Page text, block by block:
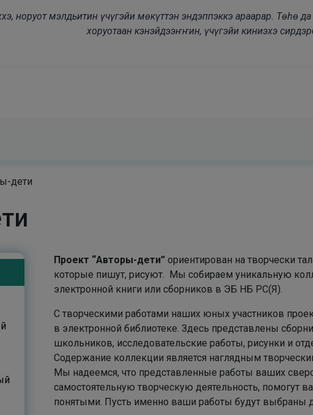
норуот мэлдьитин үчүгэйи мөкүттэн эндэппэккэ араарар.
хоруотаан кэнэйдээҥҥин, үчүгэйи киниэхэ
дети
Проект “Авторы-дети” ориентирован на творчески
которые пишут, рисуют. Мы собираем уникальную
электронной книги или сборников в ЭБ НБ РС(Я).
С творческими работами наших юных участников
в электронной библиотеке. Здесь представлены
школьников, исследовательские работы, рисунки и
Содержание коллекции является наглядным
Мы надеемся, что представленные работы ваших
самостоятельную творческую деятельность,
понятыми. Пусть именно ваши работы будут выбраны